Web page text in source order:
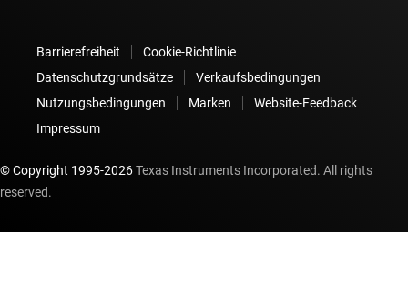
Barrierefreiheit
Cookie-Richtlinie
Datenschutzgrundsätze
Verkaufsbedingungen
Nutzungsbedingungen
Marken
Website-Feedback
Impressum
© Copyright 1995-2026Texas Instruments Incorporated. All rights
reserved.